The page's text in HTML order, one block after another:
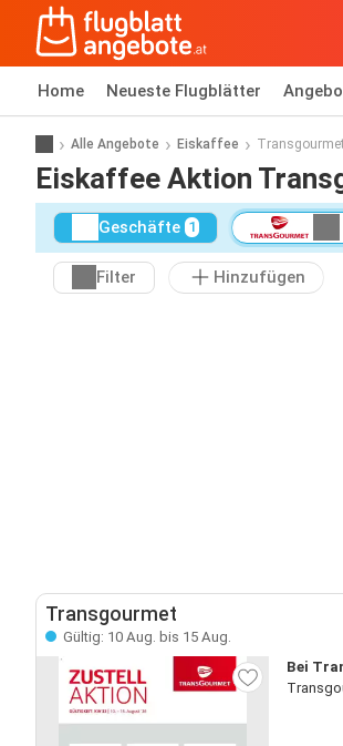
Home Neueste Flugblätter
Alle Angebote Eiskaffee Transgourmet
Eiskaffee Aktion
Geschäfte 1
Filter Hinzufügen
Transgourmet
Gültig: 10 Aug. bis 15 Aug.
Bei